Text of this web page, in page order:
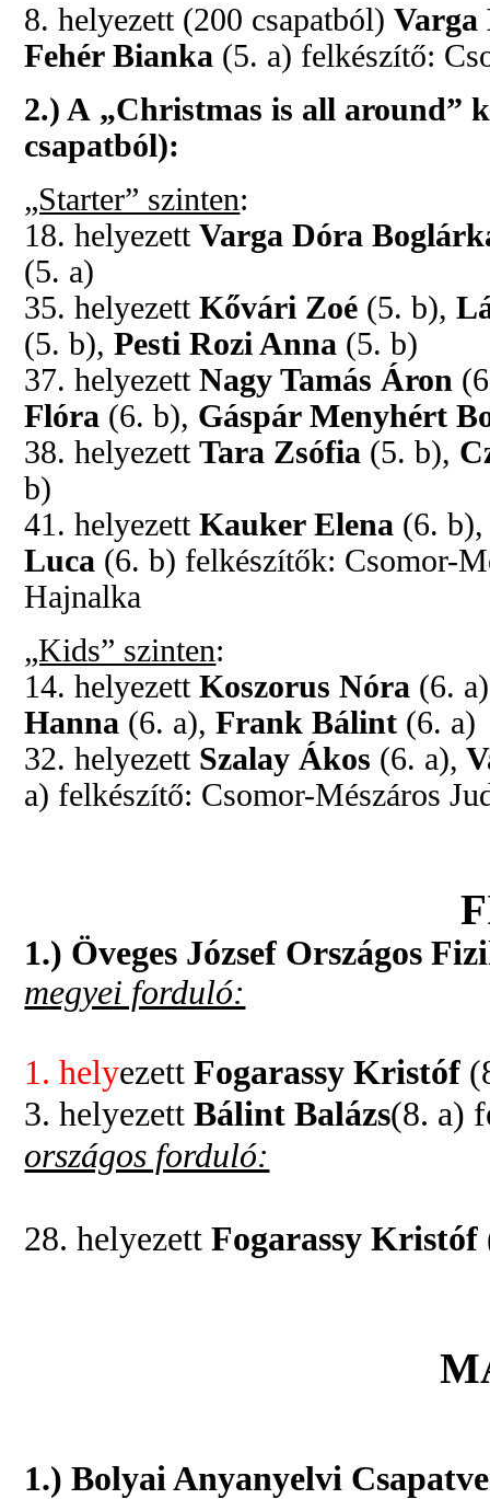
8. helyezett (200 csapatból)
Fehér Bianka (5. a) felkészítő:
2.) A „Christmas is all around”
csapatból):
„Starter” szinten:
18. helyezettVarga Dóra
(5. a)
35. helyezettKővári Zoé (5. b),
(5. b),Pesti Rozi Anna (5. b)
37. helyezettNagy Tamás Áron
Flóra (6. b), Gáspár Menyhért
38. helyezettTara Zsófia (5. b),
b)
41. helyezettKauker Elena (6. b),
Luca (6. b) felkészítők: Csomor-
Hajnalka
„Kids” szinten:
14. helyezett Koszorus Nóra (6.
Hanna (6. a),Frank Bálint (6. a)
32. helyezettSzalay Ákos (6. a),
a) felkészítő: Csomor-Mészáros
1.) Öveges József Országos
megyei forduló:
1. helyezett Fogarassy Kristóf
3. helyezett Bálint Balázs(8. a)
országos forduló:
28. helyezett Fogarassy Kristóf
1.) Bolyai Anyanyelvi